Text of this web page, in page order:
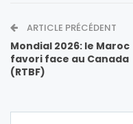
ARTICLE PRÉCÉDENT
Mondial 2026: le Maroc
favori face au Canada
(RTBF)